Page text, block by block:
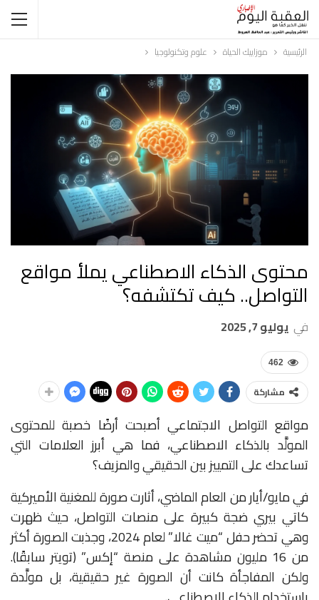
الرئيسية موزاييك الحياة علوم وتكنولوجيا
محتوى الذكاء الاصطناعي يملأ مواقع
التواصل.. كيف تكتشفه؟
في يوليو 7, 2025
462
مشاركة
مواقع التواصل الاجتماعي أصبحت أرضًا خصبة للمحتوى
المولَّد بالذكاء الاصطناعي، فما هي أبرز العلامات التي
تساعدك على التمييز بين الحقيقي والمزيف؟
في مايو/أيار من العام الماضي، أثارت صورة للمغنية الأميركية
كاتي بيري ضجة كبيرة على منصات التواصل، حيث ظهرت
وهي تحضر حفل “ميت غالا” لعام 2024، وجذبت الصورة أكثر
من 16 مليون مشاهدة على منصة “إكس” (تويتر سابقًا).
ولكن المفاجأة كانت أن الصورة غير حقيقية، بل مولَّدة